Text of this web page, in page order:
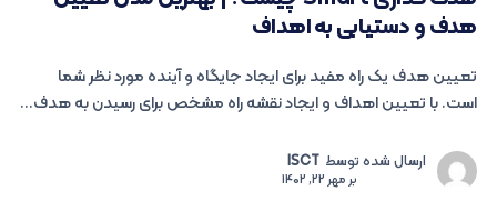
هدف و دستیابی به اهداف
تعیین هدف یک راه مفید برای ایجاد جایگاه و آینده مورد نظر شما
است. با تعیین اهداف و ایجاد نقشه راه مشخص برای رسیدن به هدف...
ارسال شده توسط ISCT
برمهر 22, 1402